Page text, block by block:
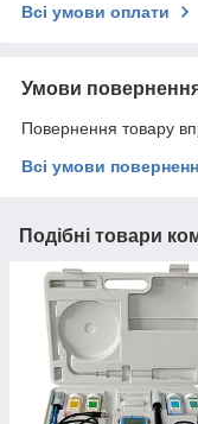
Всі умови оплати
Умови
Повернення товару
Всі умови
Подібні товари